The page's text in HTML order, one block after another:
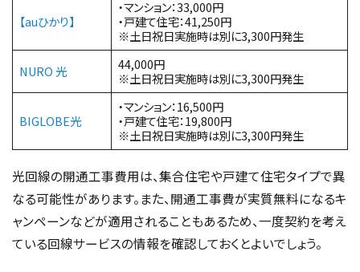
【auひかり】
・マンション：33,000円
・戸建て住宅：41,250円
※土日祝日実施時は別に3,300円発生
NURO 光
44,000円
※土日祝日実施時は別に3,300円発生
BIGLOBE光
・マンション：16,500円
・戸建て住宅：19,800円
※土日祝日実施時は別に3,300円発生
光回線の開通工事費用は、集合住宅や戸建て住宅タイプで異
なる可能性があります。また、開通工事費が実質無料になるキ
ャンペーンなどが適用されることもあるため、一度契約を考え
ている回線サービスの情報を確認しておくとよいでしょう。